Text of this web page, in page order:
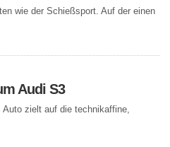
wie der Schießsport. Auf der einen
Audi S3
zielt auf die technikaffine,